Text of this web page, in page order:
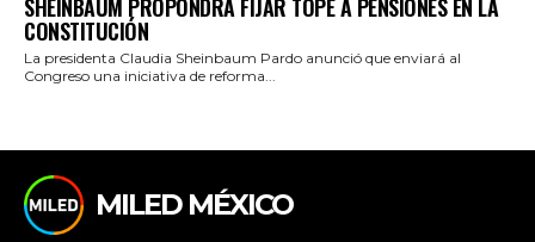
SHEINBAUM PROPONDRÁ FIJAR TOPE A PENSIONES EN LA
CONSTITUCIÓN
La presidenta Claudia Sheinbaum Pardo anunció que enviará al
Congreso una iniciativa de reforma...
MILED MÉXICO